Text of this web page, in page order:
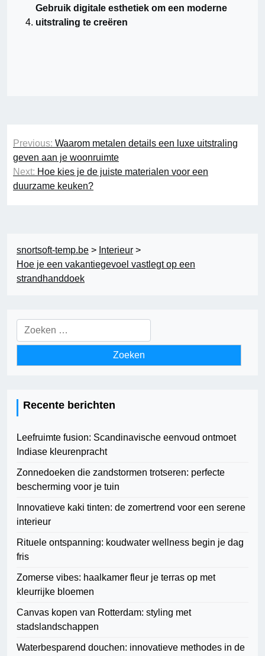
Gebruik digitale esthetiek om een moderne
uitstraling te creëren
Berichtnavigatie
Previous: Waarom metalen details een luxe uitstraling
geven aan je woonruimte
Next: Hoe kies je de juiste materialen voor een
duurzame keuken?
snortsoft-temp.be > Interieur >
Hoe je een vakantiegevoel vastlegt op een
strandhanddoek
Zoeken
naar:
Recente berichten
Leefruimte fusion: Scandinavische eenvoud ontmoet
Indiase kleurenpracht
Zonnedoeken die zandstormen trotseren: perfecte
bescherming voor je tuin
Innovatieve kaki tinten: de zomertrend voor een serene
interieur
Rituele ontspanning: koudwater wellness begin je dag
fris
Zomerse vibes: haalkamer fleur je terras op met
kleurrijke bloemen
Canvas kopen van Rotterdam: styling met
stadslandschappen
Waterbesparend douchen: innovatieve methodes in de